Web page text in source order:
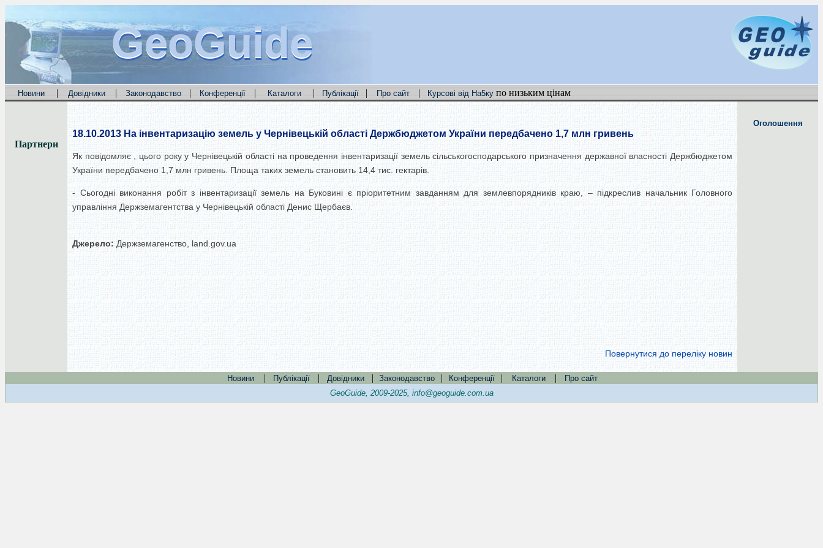
GeoGuide
GeoGuide
GeoGuide
Новини | Довідники | Законодавство | Конференції | Каталоги | Публікації | Про сайт | Курсові від На5ку по низьким цінам
Партнери
18.10.2013 На інвентаризацію земель у Чернівецькій області Держбюджетом України передбачено 1,7 млн гривень
Як повідомляє , цього року у Чернівецькій області на проведення інвентаризації земель сільськогосподарського призначення державної власності Держбюджетом
України передбачено 1,7 млн гривень. Площа таких земель становить 14,4 тис. гектарів.
- Сьогодні виконання робіт з інвентаризації земель на Буковині є пріоритетним завданням для землевпорядників краю, – підкреслив начальник Головного
управління Держземагентства у Чернівецькій області Денис Щербаєв.
Джерело: Держземагенство, land.gov.ua
Повернутися до переліку новин
Оголошення
Новини | Публікації | Довідники | Законодавство | Конференції | Каталоги |
Про сайт
GeoGuide, 2009-2025, info@geoguide.com.ua